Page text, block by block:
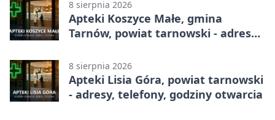
8 sierpnia 2026
Apteki Koszyce Małe, gmina
Tarnów, powiat tarnowski - adresy,
8 sierpnia 2026
Apteki Lisia Góra, powiat tarnowski
- adresy, telefony, godziny otwarcia